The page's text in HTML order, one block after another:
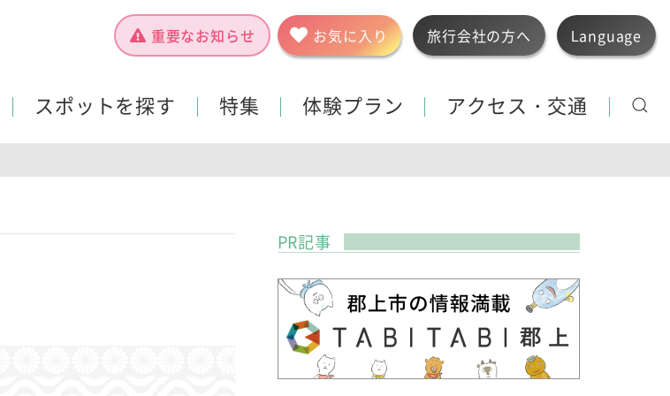
重要なお知らせ お気に入り 旅行会社の方へ Language
スポットを探す 特集 体験プラン アクセス・交通
PR記事